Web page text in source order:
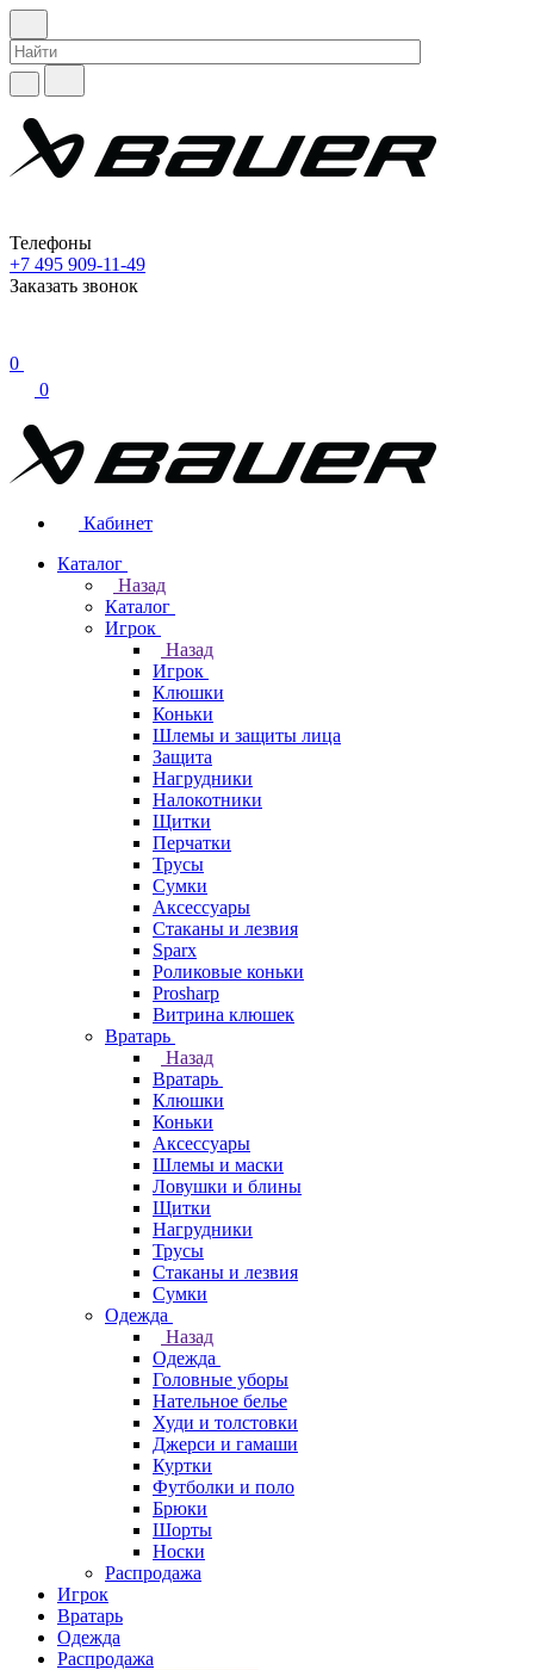
Телефоны
+7 495 909-11-49
Заказать звонок
0
0
Кабинет
Каталог
Назад
Каталог
Игрок
Назад
Игрок
Клюшки
Коньки
Шлемы и защиты лица
Защита
Нагрудники
Налокотники
Щитки
Перчатки
Трусы
Сумки
Аксессуары
Стаканы и лезвия
Sparx
Роликовые коньки
Prosharp
Витрина клюшек
Вратарь
Назад
Вратарь
Клюшки
Коньки
Аксессуары
Шлемы и маски
Ловушки и блины
Щитки
Нагрудники
Трусы
Стаканы и лезвия
Сумки
Одежда
Назад
Одежда
Головные уборы
Нательное белье
Худи и толстовки
Джерси и гамаши
Куртки
Футболки и поло
Брюки
Шорты
Носки
Распродажа
Игрок
Вратарь
Одежда
Распродажа